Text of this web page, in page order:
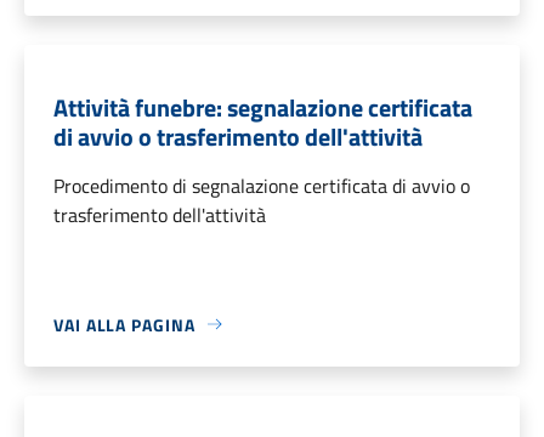
Attività funebre: segnalazione certificata
di avvio o trasferimento dell'attività
Procedimento di segnalazione certificata di avvio o
trasferimento dell'attività
VAI ALLA PAGINA